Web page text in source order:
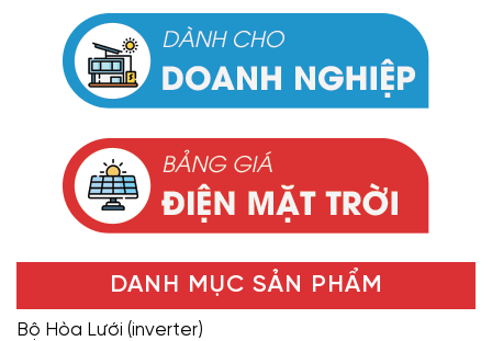
DANH MỤC SẢN PHẨM
Bộ Hòa Lưới (inverter)